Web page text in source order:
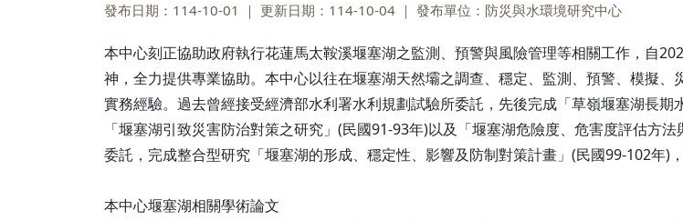
發布日期：114-10-01 更新日期：114-10-04 發布單位：防災與水環境研究中心
本中心刻正協助政府執行花蓮馬太鞍溪堰塞湖之監測、預警與風險管理等相關工作，自
神，全力提供專業協助。本中心以往在堰塞湖天然壩之調查、穩定、監測、預警、模擬
實務經驗。過去曾經接受經濟部水利署水利規劃試驗所委託，先後完成「草嶺堰塞湖長期
「堰塞湖引致災害防治對策之研究」(民國91-93年)以及「堰塞湖危險度、危害度評估方
委託，完成整合型研究「堰塞湖的形成、穩定性、影響及防制對策計畫」(民國99-102年)
本中心堰塞湖相關學術論文